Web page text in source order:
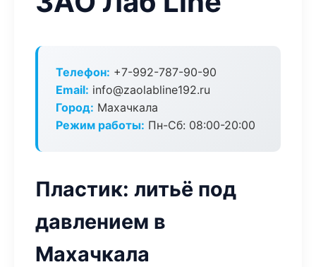
Телефон: +7-992-787-90-90
Email: info@zaolabline192.ru
Город: Махачкала
Режим работы: Пн-Сб: 08:00-20:00
Пластик: литьё под
давлением в
Махачкала